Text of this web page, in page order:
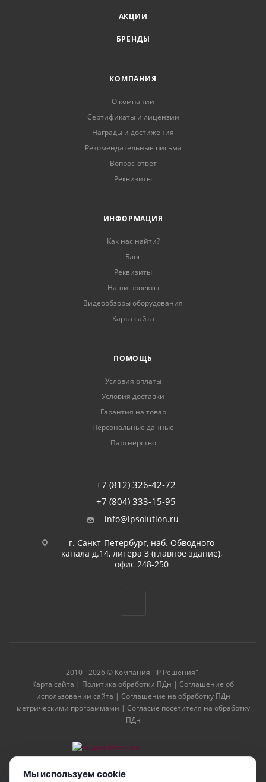
АКЦИИ
БРЕНДЫ
КОМПАНИЯ
О компании
Сертификаты и лицензии
Награды и достижения
Рекомендательные письма
Вопрос-ответ
Реквизиты
ИНФОРМАЦИЯ
Как нас найти?
Блог
Реквизиты
Наши проекты
Видеообзоры оборудования
Карта сайта
ПОМОЩЬ
Условия оплаты
Условия доставки
Гарантия на товар
Персональные данные
Партнерство
+7 (812) 326-42-72
+7 (804) 333-15-95
info@ipsolution.ru
г. Санкт-Петербург, наб. Обводного
канала д.14, литера З (главное здание),
офис 248-250
2010 - 2026 © Компания "IP Решения".
Карта сайта | Политика обработки ПДн | Соглашение об
использовании сайта | Соглашение на обработку ПДн
метрическими программами | Согласие посетителя на обработку
ПДн
Мы используем cookie